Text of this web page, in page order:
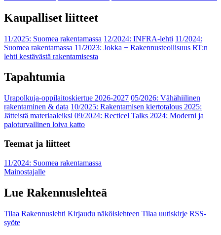
Kaupalliset liitteet
11/2025: Suomea rakentamassa 12/2024: INFRA-lehti 11/2024:
Suomea rakentamassa 11/2023: Jokka − Rakennusteollisuus RT:n
lehti kestävästä rakentamisesta
Tapahtumia
Urapolkuja-oppilaitoskiertue 2026-2027 05/2026: Vähähiilinen
rakentaminen & data 10/2025: Rakentamisen kiertotalous 2025:
Jätteistä materiaaleiksi 09/2024: Recticel Talks 2024: Moderni ja
paloturvallinen loiva katto
Teemat ja liitteet
11/2024: Suomea rakentamassa
Mainostajalle
Lue Rakennuslehteä
Tilaa Rakennuslehti Kirjaudu näköislehteen Tilaa uutiskirje RSS-
syöte